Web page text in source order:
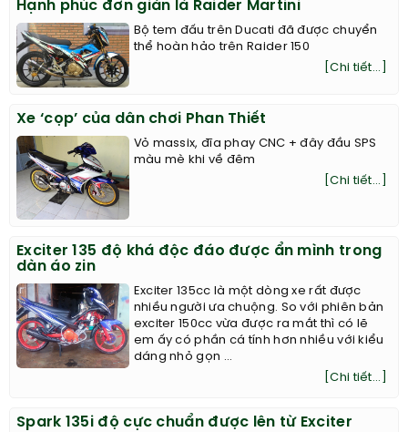
Hạnh phúc đơn giản là Raider Martini
Bộ tem đấu trên Ducati đã được chuyển
thể hoàn hảo trên Raider 150
[Chi tiết...]
Xe ‘cọp’ của dân chơi Phan Thiết
Vỏ massix, đĩa phay CNC + đây đầu SPS
màu mè khi về đêm
[Chi tiết...]
Exciter 135 độ khá độc đáo được ẩn mình trong
dàn áo zin
Exciter 135cc là một dòng xe rất được
nhiều người ưa chuộng. So với phiên bản
exciter 150cc vừa được ra mắt thì có lẽ
em ấy có phần cá tính hơn nhiều với kiểu
dáng nhỏ gọn ...
[Chi tiết...]
Spark 135i độ cực chuẩn được lên từ Exciter